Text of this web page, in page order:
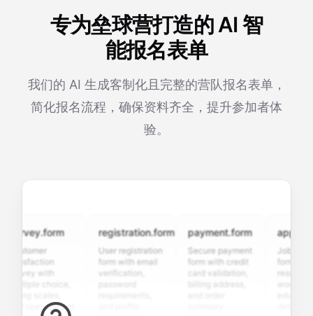
专为垒球营打造的 AI 智
能报名表单
我们的 AI 生成客制化且完整的营队报名表单，
简化报名流程，确保资料齐全，提升参加者体
验。
with
open-ended
registration.form
User registration
form with email
verification,
payment.form
Secure payment
form with credit
card validation,
Job
form with
resume